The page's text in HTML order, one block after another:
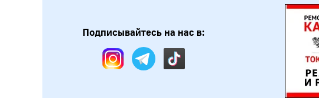
Подписывайтесь на нас в: